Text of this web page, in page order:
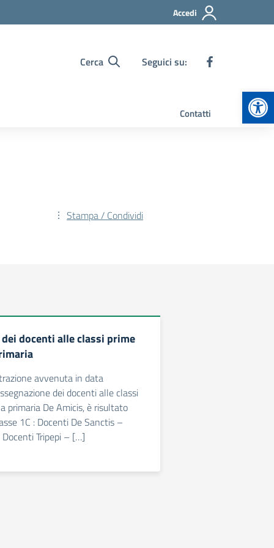
Accedi
Cerca Seguici su:
Contatti
Stampa / Condividi
docenti alle classi prime
avvenuta in data
dei docenti alle classi
primaria De Amicis, è risultato
1C : Docenti De Sanctis –
Docenti Tripepi – […]